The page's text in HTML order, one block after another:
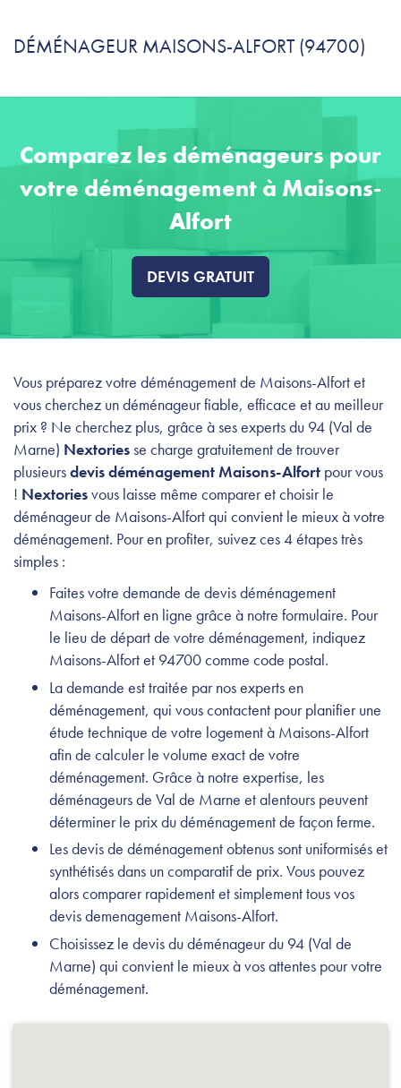
DÉMÉNAGEUR MAISONS-ALFORT (94700)
Comparez les déménageurs pour
votre déménagement à Maisons-
Alfort
DEVIS GRATUIT
Vous préparez votre déménagement de Maisons-Alfort et
vous cherchez un déménageur fiable, efficace et au meilleur
prix ? Ne cherchez plus, grâce à ses experts du 94 (Val de
Marne) Nextoriesse charge gratuitement de trouver
plusieursdevis déménagement Maisons-Alfort pour vous
! Nextoriesvous laisse même comparer et choisir le
déménageur de Maisons-Alfort qui convient le mieux à votre
déménagement. Pour en profiter, suivez ces 4 étapes très
simples :
Faites votre demande de devis déménagement
Maisons-Alfort en ligne grâce à notre formulaire. Pour
le lieu de départ de votre déménagement, indiquez
Maisons-Alfort et 94700 comme code postal.
La demande est traitée par nos experts en
déménagement, qui vous contactent pour planifier une
étude technique de votre logement à Maisons-Alfort
afin de calculer le volume exact de votre
déménagement. Grâce à notre expertise, les
déménageurs de Val de Marne et alentours peuvent
déterminer le prix du déménagement de façon ferme.
Les devis de déménagement obtenus sont uniformisés et
synthétisés dans un comparatif de prix. Vous pouvez
alors comparer rapidement et simplement tous vos
devis demenagement Maisons-Alfort.
Choisissez le devis du déménageur du 94 (Val de
Marne) qui convient le mieux à vos attentes pour votre
déménagement.